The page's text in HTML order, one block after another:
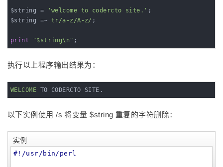
$string = 'welcome to codercto site.' ;
$string =~ tr/a-z/A-z/ ;
print "$string\n" ;
执行以上程序输出结果为：
WELCOME TO CODERCTO SITE.
以下实例使用 /s 将变量 $string 重复的字符删除：
实例
#!/usr/bin/perl